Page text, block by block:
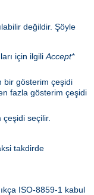
değildir. Şöyle
için ilgili Accept*
bir gösterim çeşidi
fazla gösterim çeşidi
seçilir.
takdirde
ISO-8859-1 kabul